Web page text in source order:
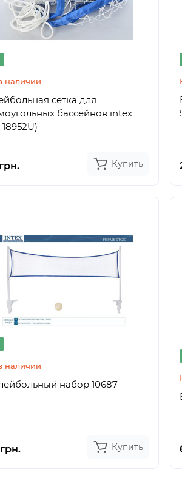
наличии
сетка для
бассейнов intex
18952U)
Купить
наличии
набор 10687
Купить